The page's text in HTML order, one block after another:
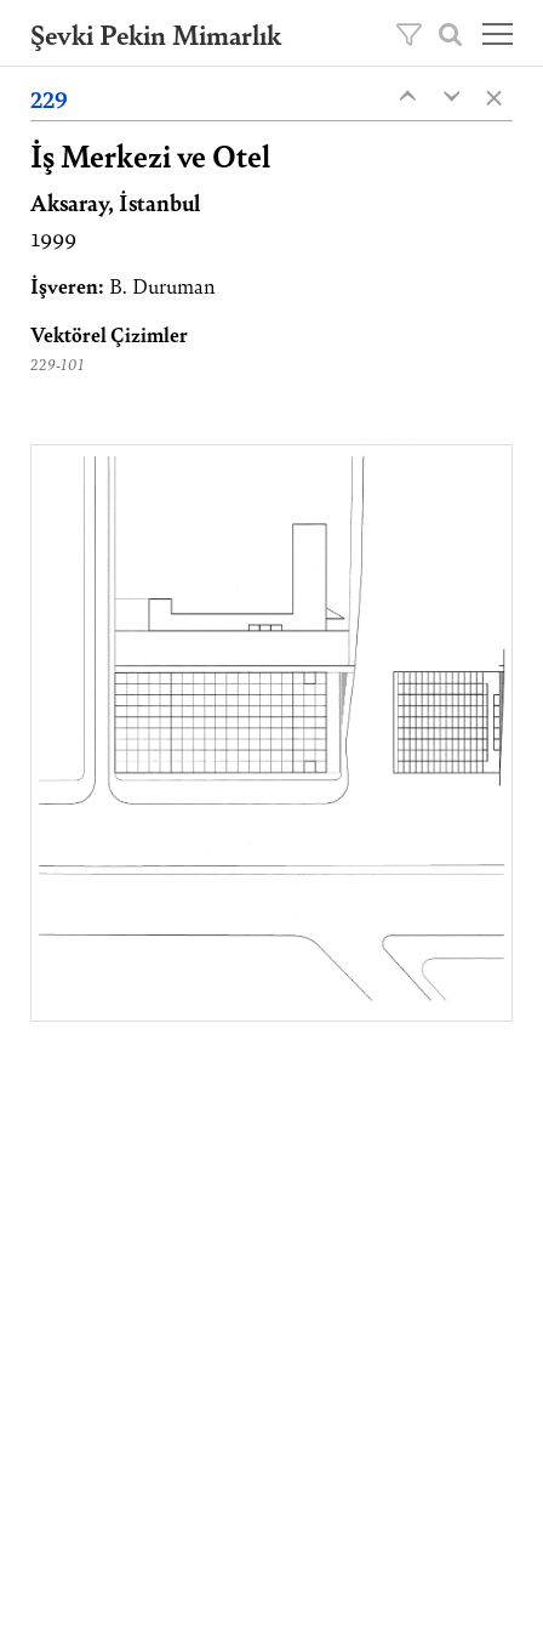
Şevki Pekin Mimarlık
mimarlık ofisini, 2020 yılından itibaren oğlu
Ömer Pekin yönetmektedir.
Projeler
Hakkımızda
Yayınlar
İletişim
229 ‹
‹ ×
İş Merkezi ve Otel
Aksaray, İstanbul
1999
İşveren: B. Duruman
Vektörel Çizimler
229-101